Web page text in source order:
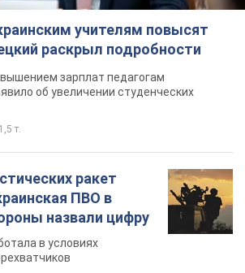
учителям повысят
раскрыл подробности
зарплат педагогам
об увеличении студенческих
т.
ракет
ПВО в
назвали цифру
в условиях